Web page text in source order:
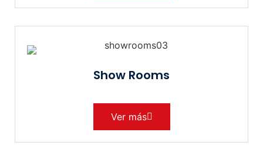
Show Rooms
Ver más